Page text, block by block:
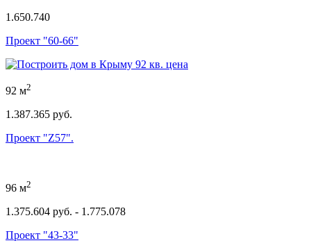
1.650.740
Проект "60-66"
92 м2
1.387.365 руб.
Проект "Z57".
96 м2
1.375.604 руб. - 1.775.078
Проект "43-33"